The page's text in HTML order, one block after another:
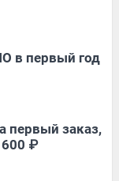
в первый год
первый заказ,
₽